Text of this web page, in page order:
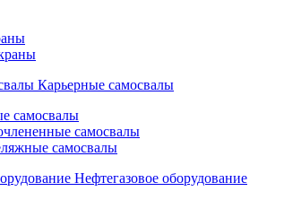
Карьерные самосвалы
самосвалы
самосвалы
самосвалы
Нефтегазовое оборудование